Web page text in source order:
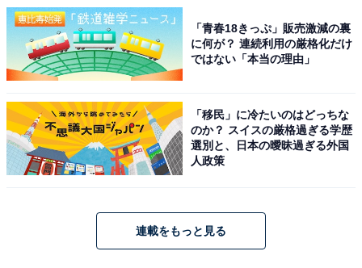
「青春18きっぷ」販売激減の裏
に何が？ 連続利用の厳格化だけ
ではない「本当の理由」
「移民」に冷たいのはどっちな
のか？ スイスの厳格過ぎる学歴
選別と、日本の曖昧過ぎる外国
人政策
連載をもっと見る